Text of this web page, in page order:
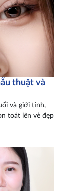
thuật và
và giới tính,
toát lên vẻ đẹp